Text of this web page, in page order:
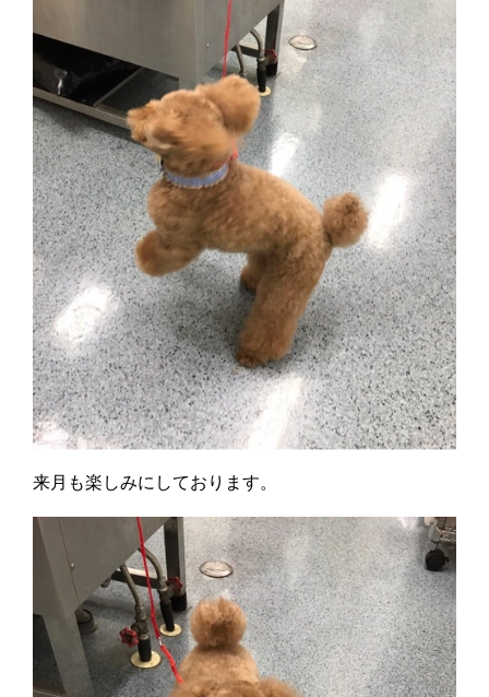
来月も楽しみにしております。